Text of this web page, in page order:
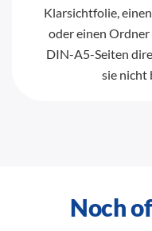
Klarsichtfolie,
oder einen Ordner
DIN-A5-Seiten
sie nicht
Noch